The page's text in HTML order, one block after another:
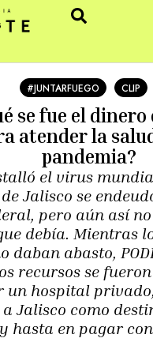
#JUNTARFUEGO CLIP
se fue el dinero
atender la
pandemia?
el virus
Jalisco se
pero aún así
debía. Mientras
daban abasto,
recursos se
un hospital
Jalisco como
hasta en pagar